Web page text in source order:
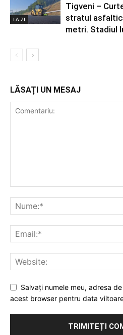
LA ZI
Tigveni –
stratul
metri. Stadiul
LĂSAȚI UN MESAJ
Salvați numele meu, adresa
acest browser pentru data